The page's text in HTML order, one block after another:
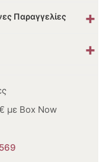
Παραγγελίες +
+
με Box Now